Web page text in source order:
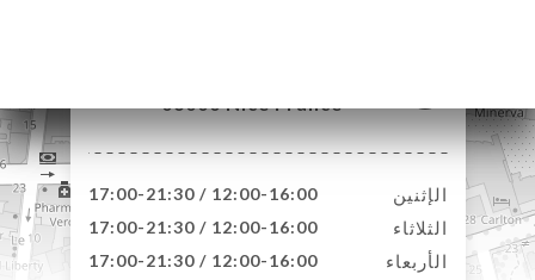
06000 Nice France
الإثنين 12:00-16:00 / 17:00-21:30
الثلاثاء 12:00-16:00 / 17:00-21:30
الأربعاء 12:00-16:00 / 17:00-21:30